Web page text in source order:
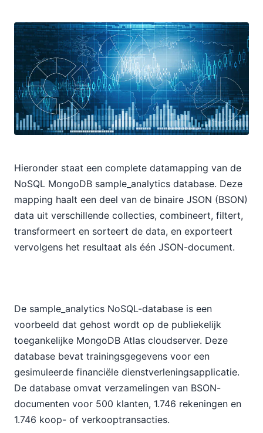
Hieronder staat een complete datamapping van de
NoSQL MongoDB sample_analytics database. Deze
mapping haalt een deel van de binaire JSON (BSON)
data uit verschillende collecties, combineert, filtert,
transformeert en sorteert de data, en exporteert
vervolgens het resultaat als één JSON-document.
De sample_analytics NoSQL-database is een
voorbeeld dat gehost wordt op de publiekelijk
toegankelijke MongoDB Atlas cloudserver. Deze
database bevat trainingsgegevens voor een
gesimuleerde financiële dienstverleningsapplicatie.
De database omvat verzamelingen van BSON-
documenten voor 500 klanten, 1.746 rekeningen en
1.746 koop- of verkooptransacties.